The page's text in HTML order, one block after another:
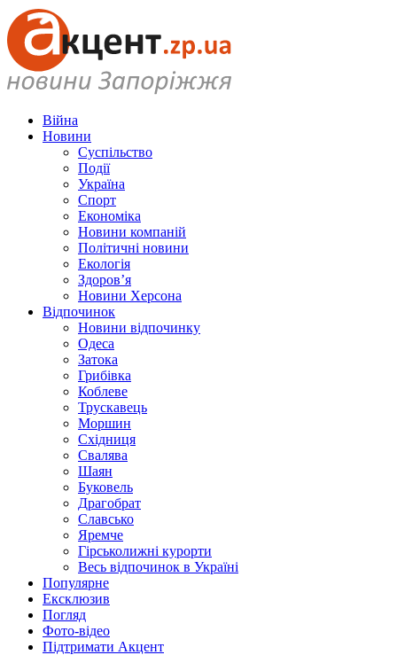
Війна
Новини
Суспільство
Події
Україна
Спорт
Економіка
Новини компаній
Політичні новини
Екологія
Здоров’я
Новини Херсона
Відпочинок
Новини відпочинку
Одеса
Затока
Грибівка
Коблеве
Трускавець
Моршин
Східниця
Свалява
Шаян
Буковель
Драгобрат
Славсько
Яремче
Гірськолижні курорти
Весь відпочинок в Україні
Популярне
Ексклюзив
Погляд
Фото-відео
Підтримати Акцент